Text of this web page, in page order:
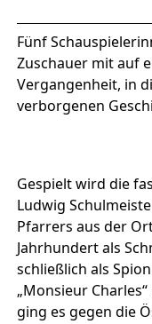
Fünf
Zuschauer mit auf
Vergangenheit, in
verborgenen
Gespielt wird die
Ludwig
Pfarrers aus der
Jahrhundert als
schließlich als
„Monsieur
ging es gegen die